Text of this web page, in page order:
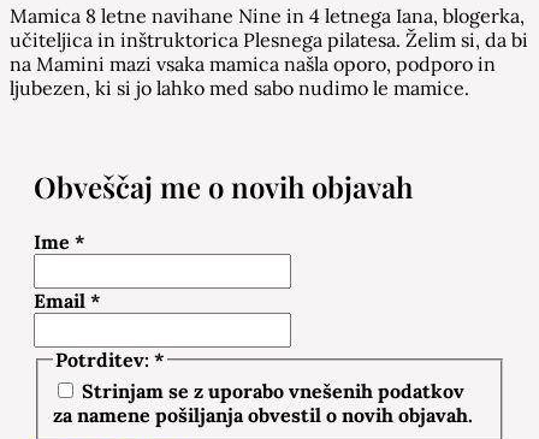
Mamica 8 letne navihane Nine in 4 letnega Iana, blogerka,
učiteljica in inštruktorica Plesnega pilatesa. Želim si, da bi
na Mamini mazi vsaka mamica našla oporo, podporo in
ljubezen, ki si jo lahko med sabo nudimo le mamice.
Obveščaj me o novih objavah
Ime *
Email *
Potrditev: *
Strinjam se z uporabo vnešenih podatkov
za namene pošiljanja obvestil o novih objavah.